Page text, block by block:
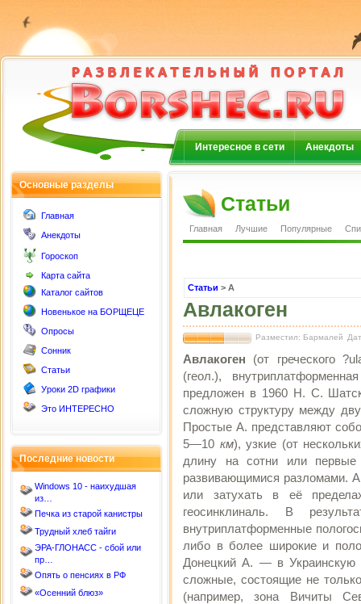
Интересное в сети Анекдоты
Основные разделы
Главная
Анекдоты
Гороскоп
Карта сайта
Каталог сайтов
Новенькое на БОРЩЕЦЕ
Опросы
Сонник
Статьи
Уроки 2D графики
Это ИНТЕРЕСНО
Последние новости
Windows 10 - наихудшая
из…
Печка из старой канистры
Трудный хлеб тайги
ЭРА-ГЛОНАСС - сбой или
пр…
Опять о пенсиях в РФ
«Осенний блюз»
Статьи
Главная Лучшие Популярные
Статьи > А
Авлакоген
Разместил: Бармалей
Авлакоген (от греческого
(геол.),
предложен в 1960 Н. С.
сложную структуру между
Простые А. представляют
5—10 км), узкие (от
длину на сотни или
развивающимися разломами.
или затухать в её
геосинклиналь. В
внутриплатформенные
либо в более широкие и
Донецкий А. — в Украинскую
сложные, состоящие не
(например, зона Вичиты